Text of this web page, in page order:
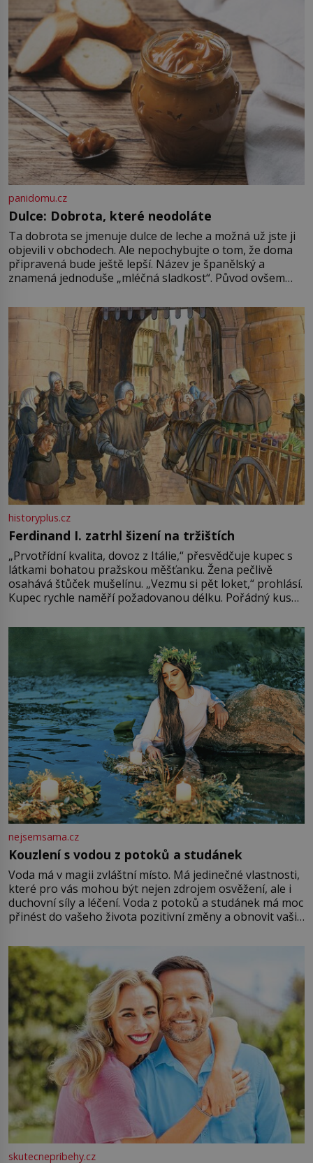
ovládaný muž? Marcus Aurelius byl
zastáncem stoicismu, učení, […]
panidomu.cz
Dulce: Dobrota, které neodoláte
Ta dobrota se jmenuje dulce de leche a možná už jste ji
objevili v obchodech. Ale nepochybujte o tom, že doma
připravená bude ještě lepší. Název je španělský a
znamená jednoduše „mléčná sladkost“. Původ ovšem
pře hned několik latinskoamerických zemí a k tomu
Francie, kde se traduje,
historyplus.cz
Ferdinand I. zatrhl šizení na tržištích
„Prvotřídní kvalita, dovoz z Itálie,“ přesvědčuje kupec s
látkami bohatou pražskou měšťanku. Žena pečlivě
osahává štůček mušelínu. „Vezmu si pět loket,“ prohlásí.
Kupec rychle naměří požadovanou délku. Pořádný kus
milostpaní. Stačí jenom na sukni,“ zhodnotí švadlena
množství růžového mušelínu. „Ošidili vás, podívejte.“
Vezme do ruky dřevěnou
nejsemsama.cz
Kouzlení s vodou z potoků a studánek
Voda má v magii zvláštní místo. Má jedinečné vlastnosti,
které pro vás mohou být nejen zdrojem osvěžení, ale i
duchovní síly a léčení. Voda z potoků a studánek má moc
přinést do vašeho života pozitivní změny a obnovit vaši
můžete obohatit své rituály a přinést do svého života
větší harmonii a klid. Je důležité
skutecnepribehy.cz